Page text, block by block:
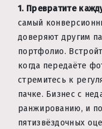
1. Превратите
самый
доверяют другим
портфолио.
когда передаёте
стремитесь к
пачке. Бизнес с
ранжированию, и
пятизвёздочных